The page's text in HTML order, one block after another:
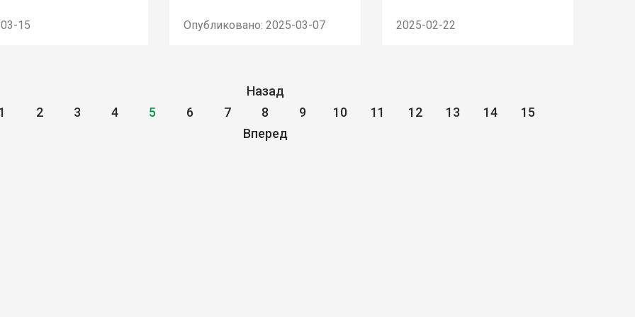
15 Опубликовано: 2025-03-07 2025-02-22
Назад
2 3 4 5 6 7 8 9 10 11 12 13 14
15
Вперед